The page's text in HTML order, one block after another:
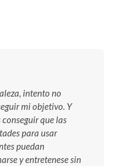
intento no
mi objetivo. Y
que las
para usar
puedan
y entretenese sin